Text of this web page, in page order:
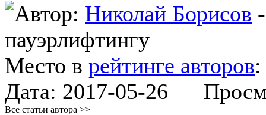
Автор: Николай Борисов
пауэрлифтингу
Место в рейтинге авторов
Дата: 2017-05-26
Все статьи автора >>